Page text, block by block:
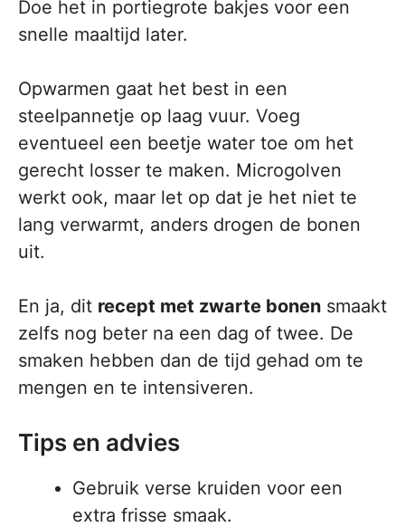
Doe het in portiegrote bakjes voor een
snelle maaltijd later.
Opwarmen gaat het best in een
steelpannetje op laag vuur. Voeg
eventueel een beetje water toe om het
gerecht losser te maken. Microgolven
werkt ook, maar let op dat je het niet te
lang verwarmt, anders drogen de bonen
uit.
En ja, dit recept met zwarte bonen smaakt
zelfs nog beter na een dag of twee. De
smaken hebben dan de tijd gehad om te
mengen en te intensiveren.
Tips en advies
Gebruik verse kruiden voor een
extra frisse smaak.